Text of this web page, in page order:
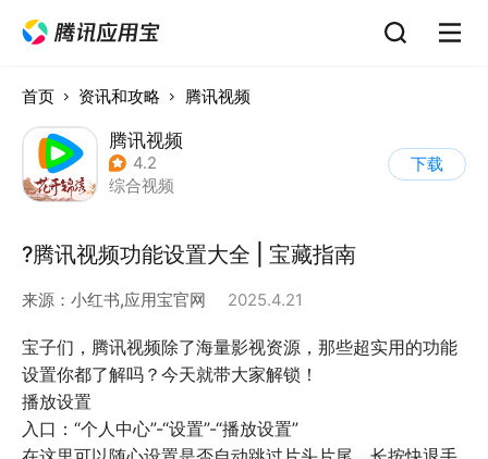
首页 资讯和攻略 腾讯视频
腾讯视频
4.2
综合视频
下载
?腾讯视频功能设置大全 | 宝藏指南
来源： 小红书,应用宝官网 2025.4.21
宝子们，腾讯视频除了海量影视资源，那些超实用的功能
设置你都了解吗？今天就带大家解锁！
播放设置
入口：“个人中心”-“设置”-“播放设置”